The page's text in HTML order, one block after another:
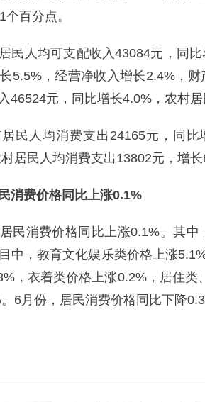
百分点。
民人均可支配收入43084元，同
5.5%，经营净收入增长2.4%，
46524元，同比增长4.0%，农村
民人均消费支出24165元，同
居民人均消费支出13802元，增长
消费价格同比上涨0.1%
民消费价格同比上涨0.1%。其
中，教育文化娱乐类价格上涨
，衣着类价格上涨0.2%，居住
6月份，居民消费价格同比下降